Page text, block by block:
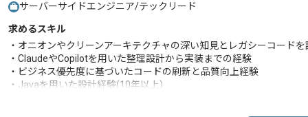
サーバーサイドエンジニア/テックリード
求めるスキル
・オニオンやクリーンアーキテクチャの深い知見とレガシーコード
・ClaudeやCopilotを用いた整理設計から実装までの経験
・ビジネス優先度に基づいたコードの刷新と品質向上経験
・Javaを用いた設計経験(10年以上)